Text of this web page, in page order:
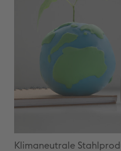
Klimaneutrale